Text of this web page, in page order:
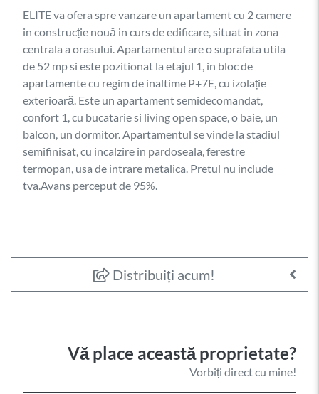
ELITE va ofera spre vanzare un apartament cu 2 camere
in construcție nouă in curs de edificare, situat in zona
centrala a orasului. Apartamentul are o suprafata utila
de 52 mp si este pozitionat la etajul 1, in bloc de
apartamente cu regim de inaltime P+7E, cu izolație
exterioară. Este un apartament semidecomandat,
confort 1, cu bucatarie si living open space, o baie, un
balcon, un dormitor. Apartamentul se vinde la stadiul
semifinisat, cu incalzire in pardoseala, ferestre
termopan, usa de intrare metalica. Pretul nu include
tva.Avans perceput de 95%.
Distribuiți acum!
Vă place această proprietate?
Vorbiți direct cu mine!